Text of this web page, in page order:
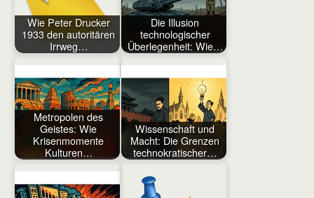
Wie Peter Drucker
1933 den autoritären
Irrweg…
Die Illusion
technologischer
Überlegenheit: Wie…
Metropolen des
Geistes: Wie
Krisenmomente
Kulturen…
Wissenschaft und
Macht: Die Grenzen
technokratischer…